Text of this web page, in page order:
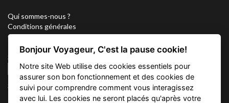
Qui sommes-nous ?
Conditions générales
Confidentialité
Partenariat
Sitemap
Cookies
Suivez nous sur
Bonjour Voyageur, C'est la pause cookie!
Notre site Web utilise des cookies essentiels pour
assurer son bon fonctionnement et des cookies de
suivi pour comprendre comment vous interagissez
avec lui. Les cookies ne seront placés qu'après votre